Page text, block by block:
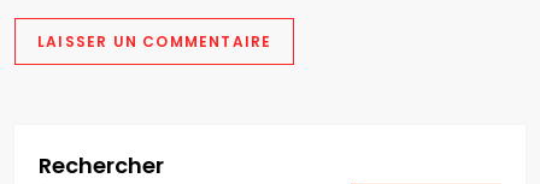
Rechercher